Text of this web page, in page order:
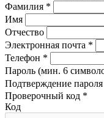
Фамилия *
Имя
Отчество
Электронная почта *
Телефон *
Пароль (мин. 6
Подтверждение пароля
Проверочный код *
Код